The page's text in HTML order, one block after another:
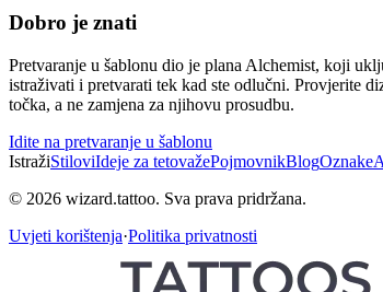
Dobro je znati
Pretvaranje u šablonu dio je plana Alchemist, koji
istraživati i pretvarati tek kad ste odlučni. Provjerite
točka, a ne zamjena za njihovu prosudbu.
Idite na pretvaranje u šablonu
IstražiStiloviIdeje za tetovažePojmovnikBlogOznake
© 2026 wizard.tattoo. Sva prava pridržana.
Uvjeti korištenja·Politika privatnosti